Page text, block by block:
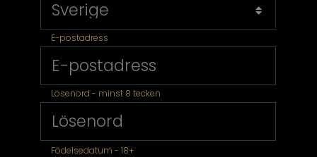
E-postadress
Lösenord - minst 8 tecken
Födelsedatum - 18+